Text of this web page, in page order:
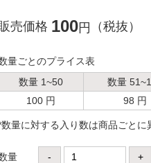
売価格 100円 （税抜）
量ごとのプライス表
数量 1~50
数量
100 円
98 円
量に対する⼊り数は商品ごとに
量 - +